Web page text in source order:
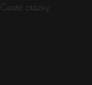
Časté otázky